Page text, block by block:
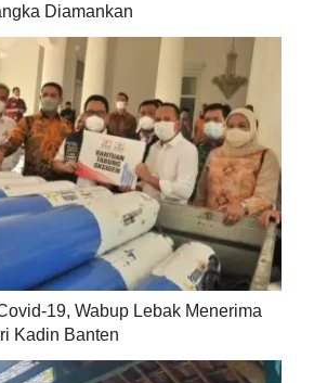
Diamankan
19, Wabup Lebak Menerima
Kadin Banten